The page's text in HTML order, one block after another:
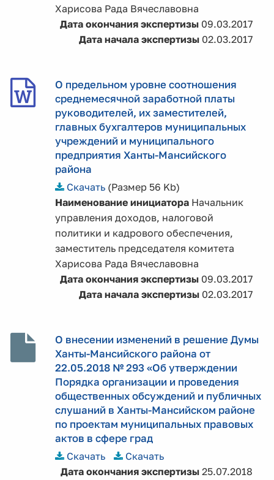
Харисова Рада Вячеславовна
Дата окончания экспертизы09.03.2017
Дата начала экспертизы02.03.2017
О предельном уровне соотношения
среднемесячной заработной платы
руководителей, их заместителей,
главных бухгалтеров муниципальных
учреждений и муниципального
предприятия Ханты-Мансийского
района
Скачать(Размер 56 Kb)
Наименование инициатора Начальник
управления доходов, налоговой
политики и кадрового обеспечения,
заместитель председателя комитета
Харисова Рада Вячеславовна
Дата окончания экспертизы09.03.2017
Дата начала экспертизы02.03.2017
О внесении изменений в решение Думы
Ханты-Мансийского района от
22.05.2018 № 293 «Об утверждении
Порядка организации и проведения
общественных обсуждений и публичных
слушаний в Ханты-Мансийском районе
по проектам муниципальных правовых
актов в сфере град
Скачать
Скачать
Дата окончания экспертизы25.07.2018